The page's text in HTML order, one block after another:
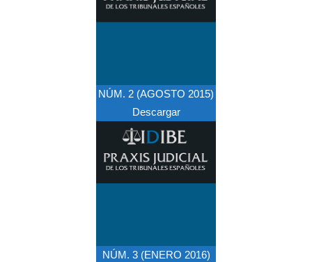
NÚM. 2 (AGOSTO 2015)
Descargar
NÚM. 3 (ENERO 2016)